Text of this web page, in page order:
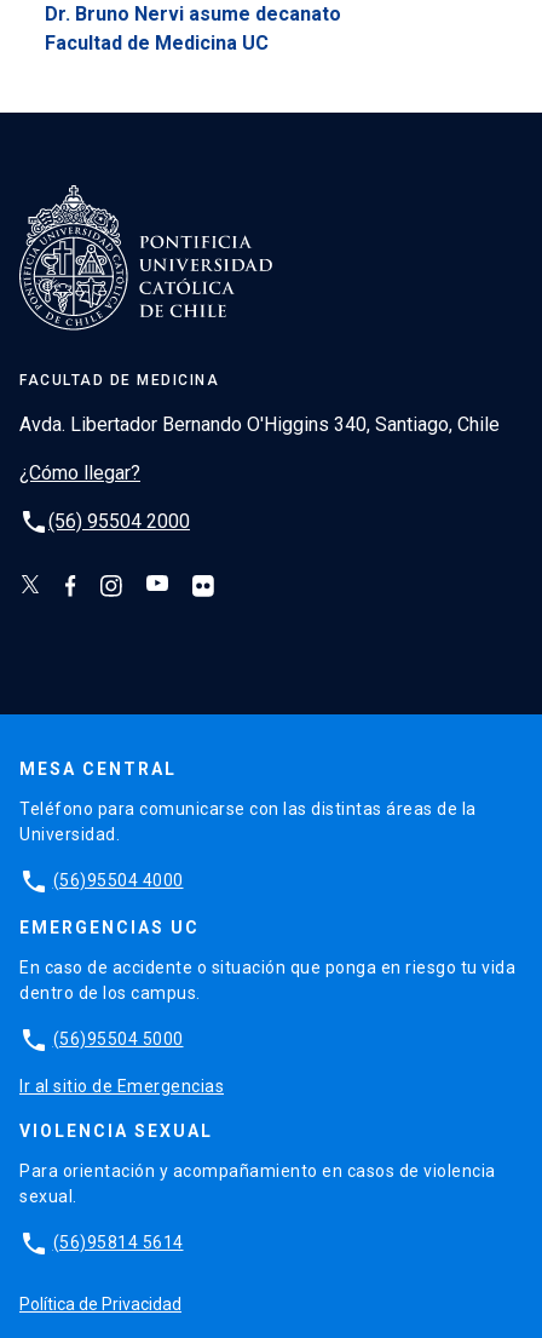
Dr. Bruno Nervi asume decanato
Facultad de Medicina UC
FACULTAD DE MEDICINA
Avda. Libertador Bernando O'Higgins 340, Santiago, Chile
¿Cómo llegar?
phone(56) 95504 2000
MESA CENTRAL
Teléfono para comunicarse con las distintas áreas de la
Universidad.
phone (56)95504 4000
EMERGENCIAS UC
En caso de accidente o situación que ponga en riesgo tu vida
dentro de los campus.
phone (56)95504 5000
Ir al sitio de Emergencias
VIOLENCIA SEXUAL
Para orientación y acompañamiento en casos de violencia
sexual.
phone (56)95814 5614
Política de Privacidad